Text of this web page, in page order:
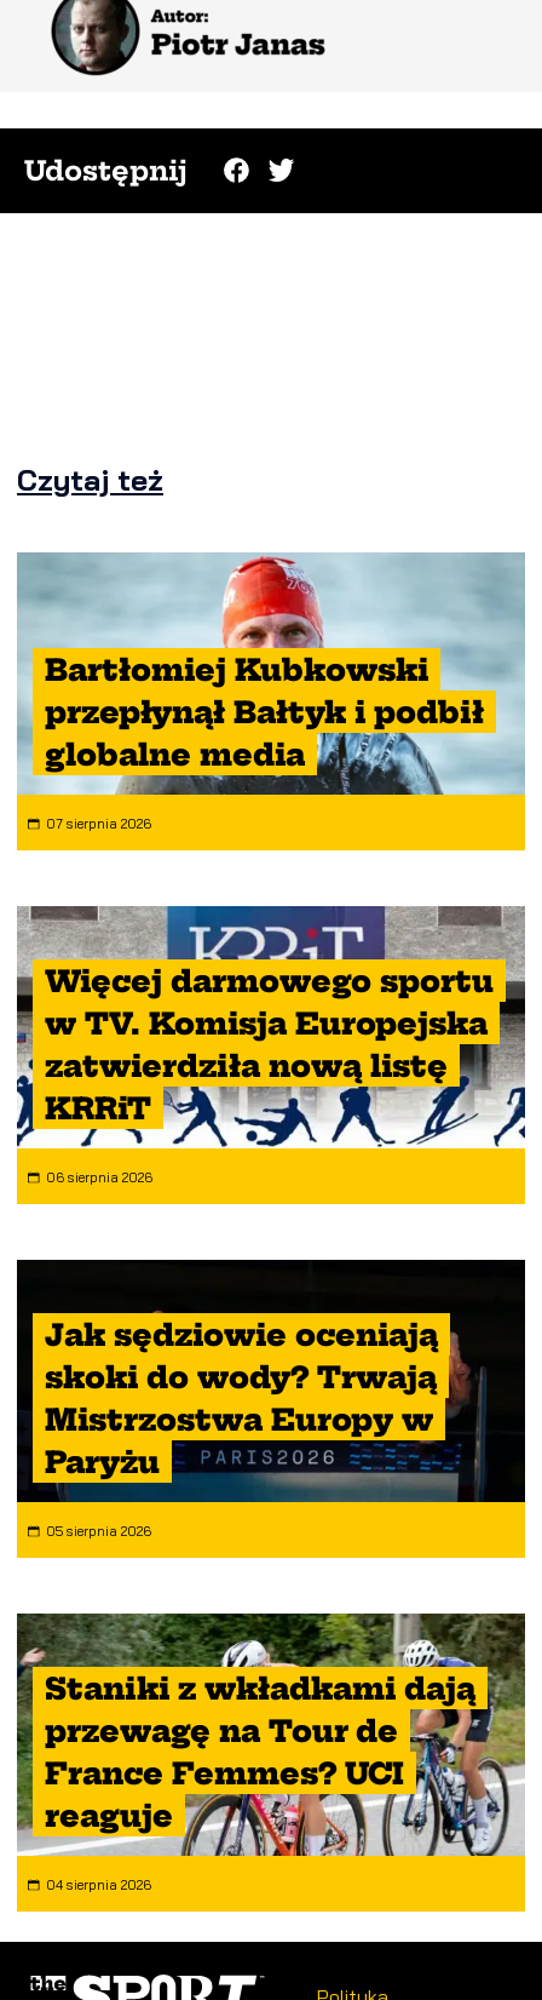
Udostępnij
Czytaj też
Bartłomiej Kubkowski
przepłynął Bałtyk i podbił
globalne media
07 sierpnia 2026
Więcej darmowego sportu
w TV. Komisja Europejska
zatwierdziła nową listę
KRRiT
06 sierpnia 2026
Jak sędziowie oceniają
skoki do wody? Trwają
Mistrzostwa Europy w
Paryżu
05 sierpnia 2026
Staniki z wkładkami dają
przewagę na Tour de
France Femmes? UCI
reaguje
04 sierpnia 2026